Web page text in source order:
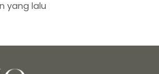
yang lalu